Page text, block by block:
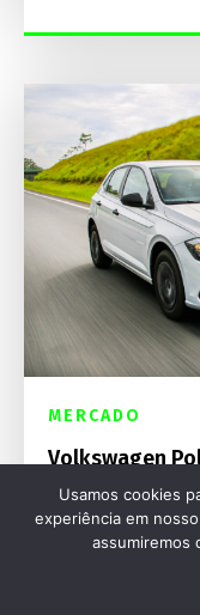
MERCADO
Volkswagen
os carros
Usamos cookies
experiência em
assumiremos